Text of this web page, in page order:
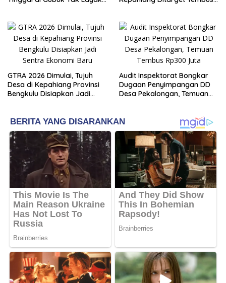
GTRA 2026 Dimulai, Tujuh
Desa di Kepahiang Provinsi
Bengkulu Disiapkan Jadi
Audit Inspektorat Bongkar
Dugaan Penyimpangan DD
Desa Pekalongan, Temuan